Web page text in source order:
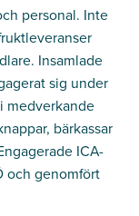
personal. Inte
Insamlade
sig under
medverkande
bärkassar
ICA-
och genomfört